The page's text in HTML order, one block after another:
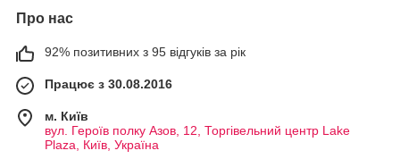
Про нас
92% позитивних з 95 відгуків за рік
Працює з 30.08.2016
м. Київ
вул. Героїв полку Азов, 12, Торгівельний центр Lake
Plaza, Київ, Україна